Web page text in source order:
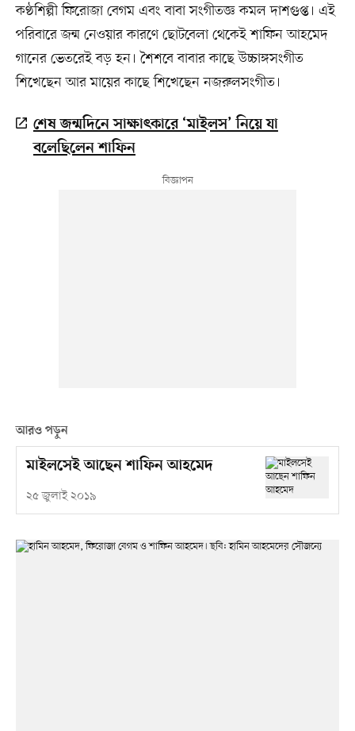
কণ্ঠশিল্পী ফিরোজা বেগম এবং বাবা সংগীতজ্ঞ কমল দাশগুপ্ত। এই
পরিবারে জন্ম নেওয়ার কারণে ছোটবেলা থেকেই শাফিন আহমেদ
গানের ভেতরেই বড় হন। শৈশবে বাবার কাছে উচ্চাঙ্গসংগীত
শিখেছেন আর মায়ের কাছে শিখেছেন নজরুলসংগীত।
শেষ জন্মদিনে সাক্ষাৎকারে ‘মাইলস’ নিয়ে যা
বলেছিলেন শাফিন
আরও পড়ুন
মাইলসেই আছেন শাফিন আহমেদ
২৫ জুলাই ২০১৯